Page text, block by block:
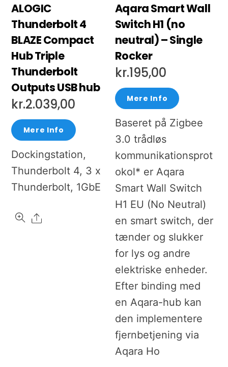
ALOGIC
Thunderbolt 4
BLAZE Compact
Hub Triple
Thunderbolt
Outputs USB hub
kr.2.039,00
Mere Info
Dockingstation,
Thunderbolt 4, 3 x
Thunderbolt, 1GbE
Share
Aqara Smart Wall
Switch H1 (no
neutral) – Single
Rocker
kr.195,00
Mere Info
Baseret på Zigbee
3.0 trådløs
kommunikationsprot
okol* er Aqara
Smart Wall Switch
H1 EU (No Neutral)
en smart switch, der
tænder og slukker
for lys og andre
elektriske enheder.
Efter binding med
en Aqara-hub kan
den implementere
fjernbetjening via
Aqara Ho